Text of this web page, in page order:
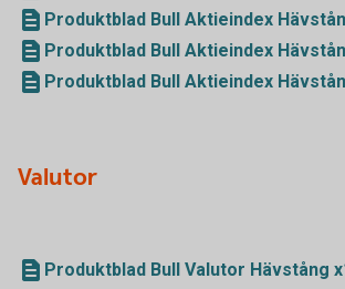
Produktblad Bull Aktieindex
Produktblad Bull Aktieindex
Produktblad Bull Aktieindex
Valutor
Produktblad Bull Valutor Hävstång